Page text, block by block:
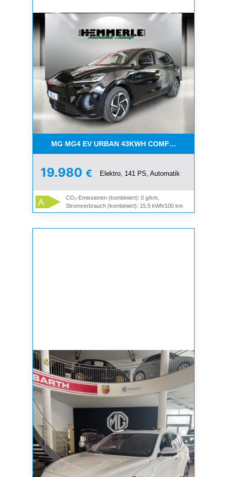
MG MG4 EV URBAN 43KWH COMFORT
19.980 € Elektro, 141 PS, Automatik
A
CO₂-Emissionen (kombiniert): 0 g/km,
Stromverbrauch (kombiniert): 15,5 kWh/100 km